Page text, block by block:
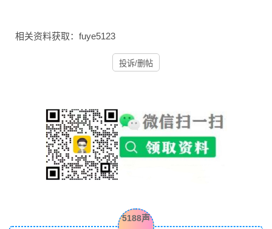
相关资料获取：fuye5123
投诉/删帖
5188声